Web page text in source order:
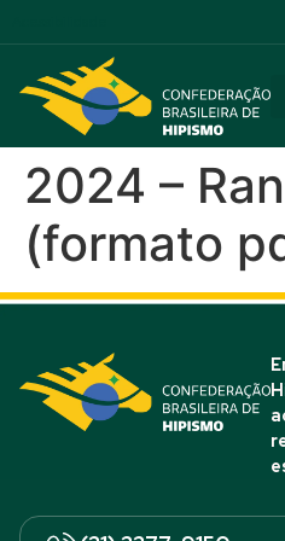
2024 –
(formato